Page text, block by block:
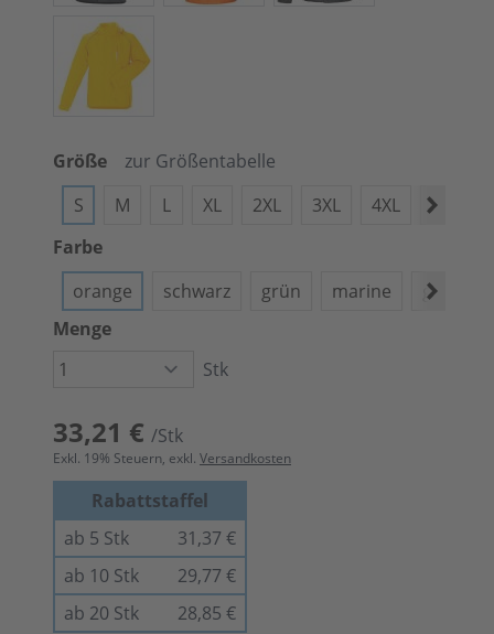
Größe
zur Größentabelle
S
M L XL 2XL 3XL 4XL
XXXXXL
Farbe
orange
schwarz grün marine grau
Menge
Stk
33,21 € /Stk
Exkl. 19% Steuern, exkl. Versandkosten
Rabattstaffel
ab 5 Stk
31,37 €
ab 10 Stk
29,77 €
ab 20 Stk
28,85 €